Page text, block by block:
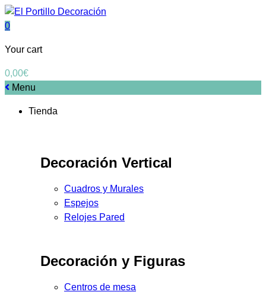
0
Your cart
0,00€
Menu
Tienda
Decoración Vertical
Cuadros y Murales
Espejos
Relojes Pared
Decoración y Figuras
Centros de mesa